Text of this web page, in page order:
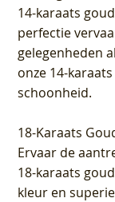
14-karaats
perfectie
gelegenheden
onze 14-
schoonheid.
18-Karaats
Ervaar de
18-karaats
kleur en